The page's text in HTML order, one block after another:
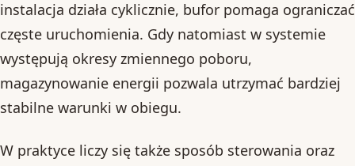
instalacja działa cyklicznie, bufor pomaga ograniczać
częste uruchomienia. Gdy natomiast w systemie
występują okresy zmiennego poboru,
magazynowanie energii pozwala utrzymać bardziej
stabilne warunki w obiegu.
W praktyce liczy się także sposób sterowania oraz